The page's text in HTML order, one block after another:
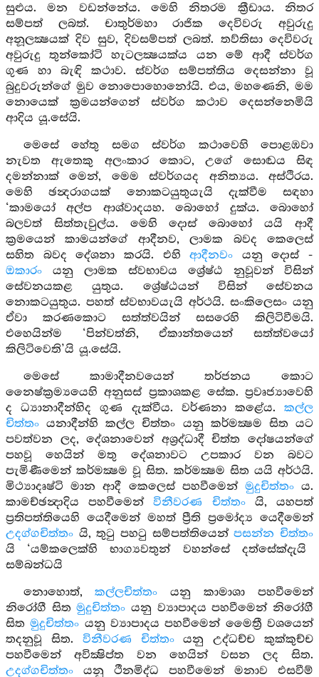
සුළුය. මන වඩන්නේය. මෙහි නිතරම ක්‍රීඩාය. නිතර
සම්පත් ලබත්. චාතුර්මහා රාජික දෙවිවරු අවුරුදු
අනූලක්‍ෂයක් දිව සුව, දිවසම්පත් ලබත්. තව්තිසා දෙවිවරු
අවුරුදු තුන්කෝටි හැටලක්‍ෂයක්ය යන මේ ආදී ස්වර්ග
ගුණ හා බැඳි කථාව. ස්වර්ග සම්පත්තිය දෙසන්නා වූ
බුදුවරුන්ගේ මුව නොපොහොනෝයි. එය, මහණෙනි, මම
නොයෙක් ක්‍රමයන්ගෙන් ස්වර්ග කථාව දෙසන්නෙමියි
ආදිය යූ.සේයි.
මෙසේ හේතු සමග ස්වර්ග කථාවෙහි පොළඹවා
නැවත ඇතෙකු අලංකාර කොට, උගේ සොඬය සිඳ
දමන්නාක් මෙන්, මෙම ස්වර්ගයද අනිත්‍යය. අස්ථිරය.
මෙහි ඡන්‍දරාගයක් නොකටයුතුයැයි දැක්වීම සඳහා
‘කාමයෝ අල්ප ආශ්වාදයහ. බොහෝ දුක්ය. බොහෝ
බලවත් සිත්තැවුල්ය. මෙහි දොස් බොහෝ යයි ආදී
ක්‍රමයෙන් කාමයන්ගේ ආදීනව, ලාමක බවද කෙලෙස්
සහිත බවද දේශනා කරයි. එහිආදීනවං යනු දොස් -
ඔකාරං යනු ලාමක ස්වභාවය ශ්‍රේෂ්ඨ නුවූවන් විසින්
සේවනයකළ යුතුය. ශ්‍රේෂ්ඨයන් විසින් සේවනය
නොකටයුතුය. පහත් ස්වභාවයැයි අර්ථයි. සංකිලෙසං යනු
ඒවා කරණකොට සත්ත්වයින් සසරෙහි කිලිටිවීමයි.
එහෙයින්ම ‘පින්වත්නි, ඒකාන්තයෙන් සත්ත්වයෝ
කිලිටිවෙති’යි යූ.සේයි.
මෙසේ කාමාදීනවයෙන් තර්ජනය කොට
නෛෂ්ක්‍රම්‍යයෙහි අනුසස් ප්‍රකාශකළ සේක. ප්‍රවෘජ්‍යාවෙහි
ද ධ්‍යානාදීන්හිද ගුණ දැක්වීය. වර්ණනා කළේය. කල්ල
චිත්තං යනාදීන්හි කල්ල චිත්තං යනු කර්මක්‍ෂම සිත යට
පවත්වන ලද, දේශනාවෙන් අශ්‍රද්ධාදී චිත්ත දෝෂයන්ගේ
පහවූ හෙයින් මතු දේශනාවට උපකාර වන බවට
පැමිණීමෙන් කර්මක්‍ෂම වූ සිත. කර්මක්‍ෂම සිත යයි අර්ථයි.
මිථ්‍යාදෘෂ්ටි මාන ආදී කෙලෙස් පහවීමෙන් මුදුචිත්තංය.
කාමච්ඡන්‍දාදිය පහවීමෙන්විනීවරණ චිත්තංයි, යහපත්
ප්‍රතිපත්තියෙහි යෙදීමෙන් මහත් ප්‍රීති ප්‍රමෝද්‍ය යෙදීමෙන්
උදග්ගචිත්තං යි, තුටු පහටු සම්පත්තියෙන්පසන්න චිත්තං
යි ‘යම්කලෙක්හි භාග්‍යවතුන් වහන්සේ දත්සේක්දැයි
සම්බන්ධයි
නොහොත්,කල්ලචිත්තං යනු කාමාශා පහවීමෙන්
නිරෝගී සිතමුදුචිත්තංයනු ව්‍යාපාදය පහවීමෙන් නිරෝගී
සිතමුදුචිත්තං යනු ව්‍යාපාදය පහවීමෙන් මෛත්‍රී වශයෙන්
තදනුවූ සිත. විනීවරණ චිත්තංයනු උද්ධච්ච කුක්කුච්ච
පහවීමෙන් අවික්‍ෂිප්ත වන හෙයින් වසන ලද සිත.
උදග්ගචිත්තං යනු ථීනමිද්ධ පහවීමෙන් මනාව එසවීම්